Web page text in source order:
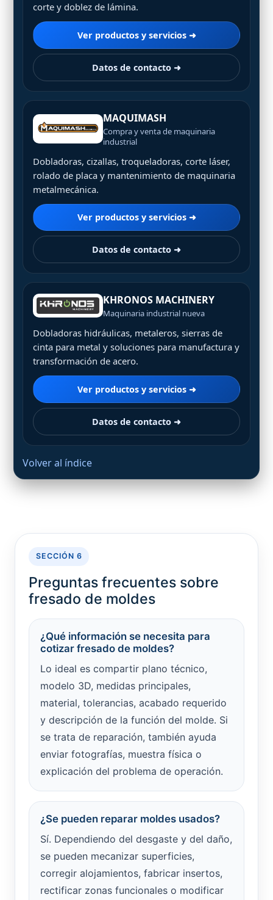
corte y doblez de lámina.
Ver productos y servicios ➜
Datos de contacto ➜
MAQUIMASH
Compra y venta de maquinaria
industrial
Dobladoras, cizallas, troqueladoras, corte láser,
rolado de placa y mantenimiento de maquinaria
metalmecánica.
Ver productos y servicios ➜
Datos de contacto ➜
KHRONOS MACHINERY
Maquinaria industrial nueva
Dobladoras hidráulicas, metaleros, sierras de
cinta para metal y soluciones para manufactura y
transformación de acero.
Ver productos y servicios ➜
Datos de contacto ➜
Volver al índice
SECCIÓN 6
Preguntas frecuentes sobre
fresado de moldes
¿Qué información se necesita para
cotizar fresado de moldes?
Lo ideal es compartir plano técnico,
modelo 3D, medidas principales,
material, tolerancias, acabado requerido
y descripción de la función del molde. Si
se trata de reparación, también ayuda
enviar fotografías, muestra física o
explicación del problema de operación.
¿Se pueden reparar moldes usados?
Sí. Dependiendo del desgaste y del daño,
se pueden mecanizar superficies,
corregir alojamientos, fabricar insertos,
rectificar zonas funcionales o modificar